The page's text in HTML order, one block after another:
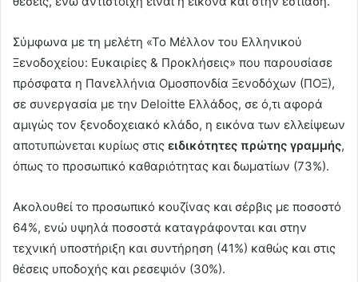
Σύμφωνα με τη μελέτη «Το Μέλλον του Ελληνικού
Ξενοδοχείου: Ευκαιρίες & Προκλήσεις» που παρουσίασε
πρόσφατα η Πανελλήνια Ομοσπονδία Ξενοδόχων (ΠΟΞ),
σε συνεργασία με την Deloitte Ελλάδος, σε ό,τι αφορά
αμιγώς τον ξενοδοχειακό κλάδο, η εικόνα των ελλείψεων
αποτυπώνεται κυρίως στις ειδικότητες πρώτης γραμμής,
όπως το προσωπικό καθαριότητας και δωματίων (73%).
Ακολουθεί το προσωπικό κουζίνας και σέρβις με ποσοστό
64%, ενώ υψηλά ποσοστά καταγράφονται και στην
τεχνική υποστήριξη και συντήρηση (41%) καθώς και στις
θέσεις υποδοχής και ρεσεψιόν (30%).